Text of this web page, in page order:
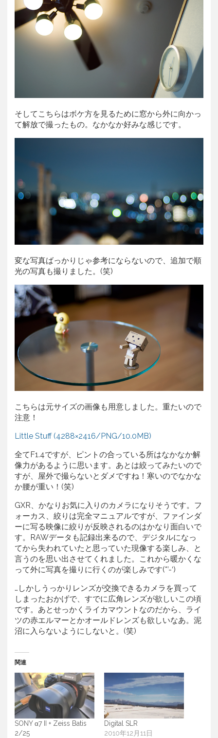
そしてこちらはボケ方を見るために窓から外に向かっ
て解放で撮ったもの。なかなか好みな感じです。
変な写真ばっかりじゃ参考にならないので、追加で順
光の写真も撮りました。(笑)
こちらは元サイズの画像も用意しました。重たいので
注意！
Little Stuff (4288×2416/PNG/10.0MB)
全てF1.4ですが、ピントの合っている所はなかなか解
像力があるように思います。あとは絞ってみたいので
すが、屋外で撮らないとダメですね！寒いのでなかな
か腰が重い！(笑)
GXR、かなりお気に入りのカメラになりそうです。フ
ォーカス、絞りは完全マニュアルですが、ファインダ
ーに写る映像に絞りが反映されるのはかなり面白いで
す。RAWデータも記録出来るので、デジタルになっ
てから失われていたと思っていた現像する楽しみ、と
言うのを思い出させてくれました。これから暖かくな
って外に写真を撮りに行くのが楽しみです(*’-‘)
…しかしうっかりレンズが交換できるカメラを買って
しまったおかげで、すでに広角レンズが欲しいこの頃
です。あとせっかくライカマウントなのだから、ライ
ツの赤エルマーとかオールドレンズも欲しいなあ。泥
沼に入らないようにしないと。(笑)
関連
SONY α7 II + Zeiss Batis
2/25
Digital SLR
2010年12月11日